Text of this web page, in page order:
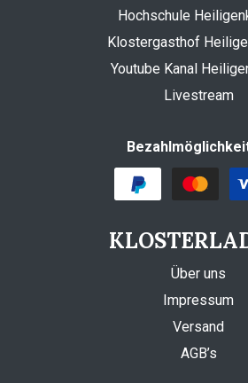
Hochschule
Klostergasthof
Youtube Kanal
Livestream
Über uns
Impressum
Versand
AGB’s